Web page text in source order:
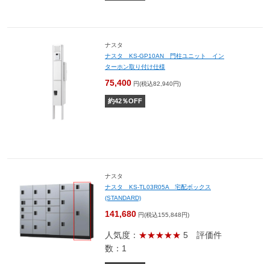
ナスタ
ナスタ KS-GP10AN 門柱ユニット イン
ターホン取り付け仕様
75,400 円(税込82,940円)
約42％OFF
ナスタ
ナスタ KS-TL03R05A 宅配ボックス
(STANDARD)
141,680 円(税込155,848円)
人気度： ★★★★★ 5 評価件
数：1